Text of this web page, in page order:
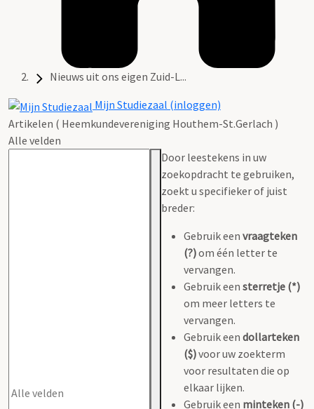
Nieuws uit ons eigen Zuid-L...
Mijn Studiezaal (inloggen)
Artikelen ( Heemkundevereniging Houthem-St.Gerlach )
Alle velden
Door leestekens in uw
zoekopdracht te gebruiken,
zoekt u specifieker of juist
breder:
Gebruik een vraagteken
(?)om één letter te
vervangen.
Gebruik een sterretje (*)
om meer letters te
vervangen.
Gebruik een dollarteken
($)voor uw zoekterm
voor resultaten die op
elkaar lijken.
Gebruik een minteken (-)